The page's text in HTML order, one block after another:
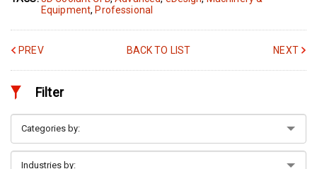
Equipment, Professional
PREV BACK TO LIST NEXT
Filter